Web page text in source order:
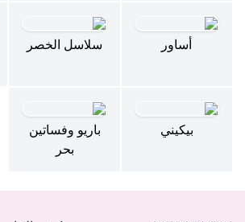
أساور سلاسل الخصر
بيكيني
باريو وفساتين
بحر